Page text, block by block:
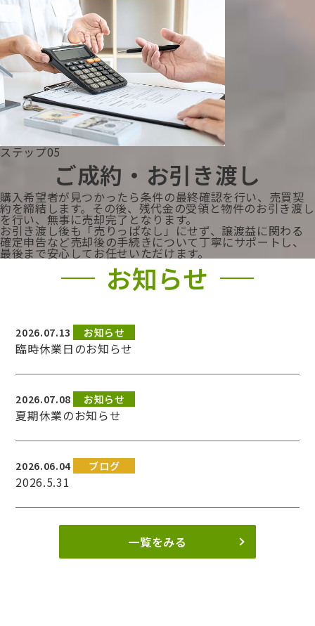
ステップ05
ご成約・お引き渡し
購入希望者が見つかったら条件の最終確認を行い、売買契
約を締結します。その後、残代金の受領と物件のお引き渡し
を行い、無事に売却完了となります。
お引き渡し後も「売りっぱなし」にせず、譲渡益に関わる
確定申告など売却後の手続きについて丁寧にサポートし、
最後まで安心してお任せいただけます。
お知らせ
2026.07.13 お知らせ
臨時休業日のお知らせ
2026.07.08 お知らせ
夏期休業のお知らせ
2026.06.04 ブログ
2026.5.31
一覧をみる